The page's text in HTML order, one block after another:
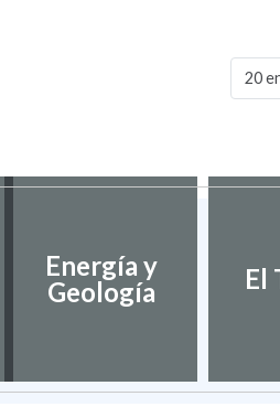
20
Energía y
Geología
El